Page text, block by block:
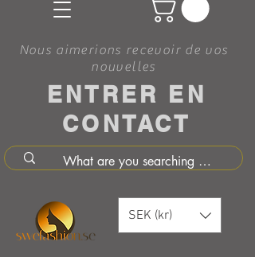
ENTRER EN
CONTACT
Nous aimerions recevoir de vos
nouvelles
SEK (kr)